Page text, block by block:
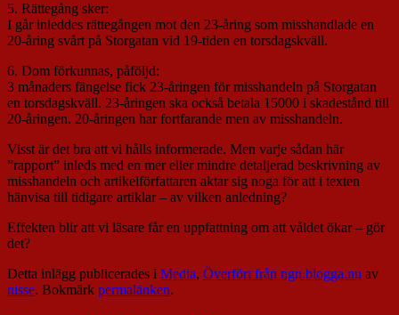
5. Rättegång sker:
I går inleddes rättegången mot den 23-åring som misshandlade en
20-åring svårt på Storgatan vid 19-tiden en torsdagskväll.
6. Dom förkunnas, påföljd:
3 månaders fängelse fick 23-åringen för misshandeln på Storgatan
en torsdagskväll. 23-åringen ska också betala 15000 i skadestånd till
20-åringen. 20-åringen har fortfarande men av misshandeln.
Visst är det bra att vi hålls informerade. Men varje sådan här
”rapport” inleds med en mer eller mindre detaljerad beskrivning av
misshandeln och artikelförfattaren aktar sig noga för att i texten
hänvisa till tidigare artiklar – av vilken anledning?
Effekten blir att vi läsare får en uppfattning om att våldet ökar – gör
det?
Detta inlägg publicerades i Media, Överfört från ngn.blogga.nu av
nisse. Bokmärk permalänken.